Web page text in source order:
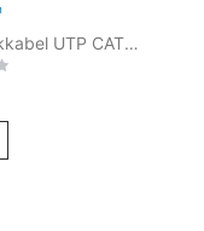
Netzwerkkabel UTP CAT6 PNI U0650, Steckerpatch 2xRJ45, 8 Adern x 0,5 mm, 5m